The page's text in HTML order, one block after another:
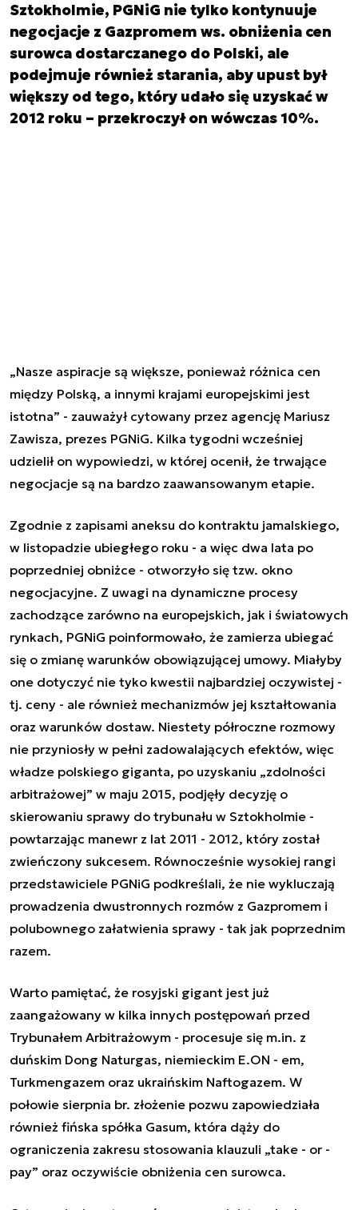
Sztokholmie, PGNiG nie tylko kontynuuje
negocjacje z Gazpromem ws. obniżenia cen
surowca dostarczanego do Polski, ale
podejmuje również starania, aby upust był
większy od tego, który udało się uzyskać w
2012 roku – przekroczył on wówczas 10%.
„Nasze aspiracje są większe, ponieważ różnica cen
między Polską, a innymi krajami europejskimi jest
istotna” - zauważył cytowany przez agencję Mariusz
Zawisza, prezes PGNiG. Kilka tygodni wcześniej
udzielił on wypowiedzi, w której ocenił, że trwające
negocjacje są na bardzo zaawansowanym etapie.
Zgodnie z zapisami aneksu do kontraktu jamalskiego,
w listopadzie ubiegłego roku - a więc dwa lata po
poprzedniej obniżce - otworzyło się tzw. okno
negocjacyjne. Z uwagi na dynamiczne procesy
zachodzące zarówno na europejskich, jak i światowych
rynkach, PGNiG poinformowało, że zamierza ubiegać
się o zmianę warunków obowiązującej umowy. Miałyby
one dotyczyć nie tyko kwestii najbardziej oczywistej -
tj. ceny - ale również mechanizmów jej kształtowania
oraz warunków dostaw. Niestety półroczne rozmowy
nie przyniosły w pełni zadowalających efektów, więc
władze polskiego giganta, po uzyskaniu „zdolności
arbitrażowej” w maju 2015, podjęły decyzję o
skierowaniu sprawy do trybunału w Sztokholmie -
powtarzając manewr z lat 2011 - 2012, który został
zwieńczony sukcesem. Równocześnie wysokiej rangi
przedstawiciele PGNiG podkreślali, że nie wykluczają
prowadzenia dwustronnych rozmów z Gazpromem i
polubownego załatwienia sprawy - tak jak poprzednim
razem.
Warto pamiętać, że rosyjski gigant jest już
zaangażowany w kilka innych postępowań przed
Trybunałem Arbitrażowym - procesuje się m.in. z
duńskim Dong Naturgas, niemieckim E.ON - em,
Turkmengazem oraz ukraińskim Naftogazem. W
połowie sierpnia br. złożenie pozwu zapowiedziała
również fińska spółka Gasum, która dąży do
ograniczenia zakresu stosowania klauzuli „take - or -
pay” oraz oczywiście obniżenia cen surowca.